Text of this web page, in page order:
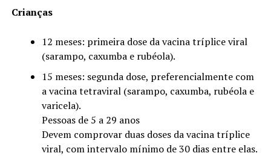
Crianças
12 meses: primeira dose da vacina tríplice viral
(sarampo, caxumba e rubéola).
15 meses: segunda dose, preferencialmente com
a vacina tetraviral (sarampo, caxumba, rubéola e
varicela).
Pessoas de 5 a 29 anos
Devem comprovar duas doses da vacina tríplice
viral, com intervalo mínimo de 30 dias entre elas.